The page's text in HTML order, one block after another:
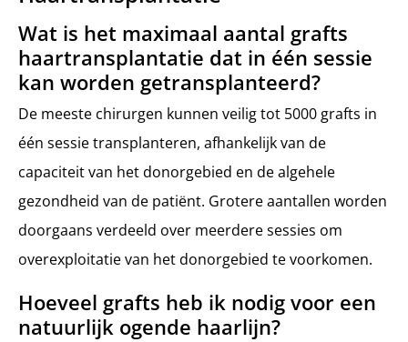
Wat is het maximaal aantal grafts
haartransplantatie dat in één sessie
kan worden getransplanteerd?
De meeste chirurgen kunnen veilig tot 5000 grafts in
één sessie transplanteren, afhankelijk van de
capaciteit van het donorgebied en de algehele
gezondheid van de patiënt. Grotere aantallen worden
doorgaans verdeeld over meerdere sessies om
overexploitatie van het donorgebied te voorkomen.
Hoeveel grafts heb ik nodig voor een
natuurlijk ogende haarlijn?